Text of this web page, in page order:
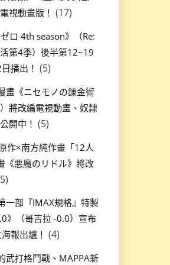
視動畫版！ (17)
ロ 4th season》（Re:
第4季）後半第12~19
播出！ (5)
畫《ニセモノの錬金術
將改編電視動畫、奴隸
開中！ (5)
作×南方純作畫「12人
《悪魔のリドル》將改
一部『IMAX規格』特製
》（哥吉拉 -0.0）宣布
報出爐！ (4)
武打格鬥戰、MAPPA新